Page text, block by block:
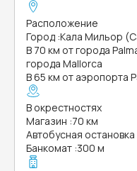
Расположение
Город :Кала Мильор
В 70 км от города
города Mallorca
В 65 км от аэропорта
В окрестностях
Магазин :70 км
Автобусная
Банкомат :300 м